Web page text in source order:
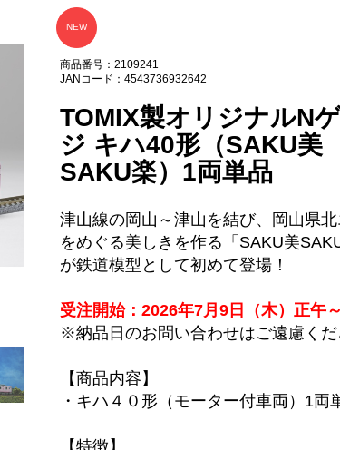
NEW
商品番号：2109241
JANコード：4543736932642
TOMIX製オリジナルN
ジ キハ40形（SAKU美
SAKU楽）1両単品
津山線の岡山～津山を結び、岡山県
をめぐる美しきを作る「SAKU美
が鉄道模型として初めて登場！
受注開始：2026年7月9日（木）正午～
※納品日のお問い合わせはご遠慮くだ
【商品内容】
・キハ４０形（モーター付車両）1両
【特徴】